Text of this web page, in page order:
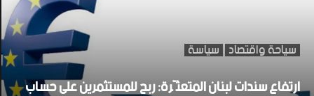
سياحة واقتصاد سياسة
ارتفاع سندات لبنان المتعثّرة: ربح للمستثمرين على حساب